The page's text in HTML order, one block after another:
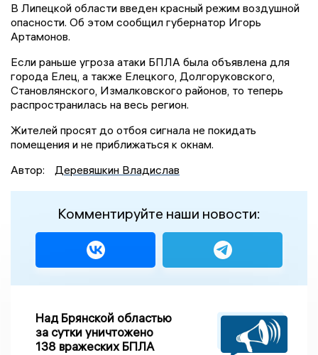
В Липецкой области введен красный режим воздушной
опасности. Об этом сообщил губернатор Игорь
Артамонов.
Если раньше угроза атаки БПЛА была объявлена для
города Елец, а также Елецкого, Долгоруковского,
Становлянского, Измалковского районов, то теперь
распространилась на весь регион.
Жителей просят до отбоя сигнала не покидать
помещения и не приближаться к окнам.
Автор:
Деревяшкин Владислав
Комментируйте наши новости:
Над Брянской областью
за сутки уничтожено
138 вражеских БПЛА